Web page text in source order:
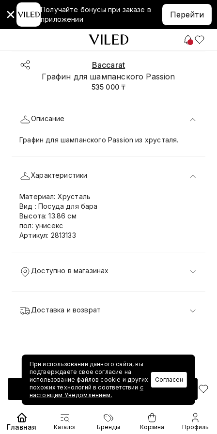
Получайте бонусы при заказе в
приложении
Перейти
Baccarat
Графин для шампанского Passion
535 000 ₸
Добавить в корзину
Описание
Графин для шампанского Passion из хрусталя.
Характеристики
Материал: Хрусталь
Вид : Посуда для бара
Высота: 13.86 см
пол: унисекс
Артикул: 2813133
Доступно в магазинах
Доставка и возврат
При использовании данного сайта, вы
подтверждаете свое согласие на
использование файлов cookie и других
похожих технологий в соответствии с
настоящим Уведомлением.
Согласен
Главная Каталог Бренды Корзина Профиль